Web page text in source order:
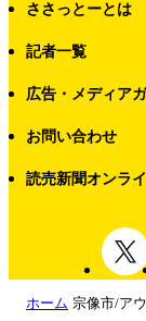
ささっとーとは
記者一覧
広告・メディア
お問い合わせ
読売新聞オンラ
ホーム 宗像市/ア